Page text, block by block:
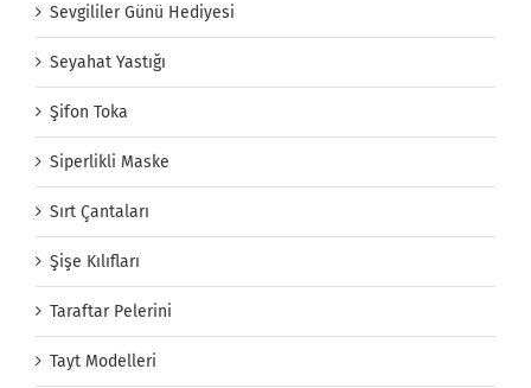
Sevgililer Günü Hediyesi
Seyahat Yastığı
Şifon Toka
Siperlikli Maske
Sırt Çantaları
Şişe Kılıfları
Taraftar Pelerini
Tayt Modelleri